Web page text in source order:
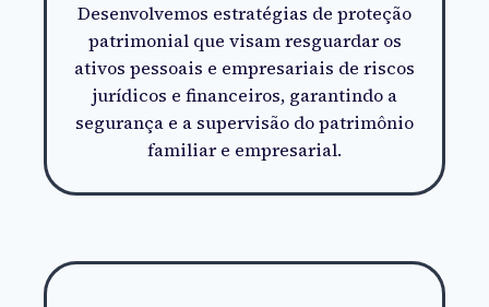
Desenvolvemos estratégias de proteção
patrimonial que visam resguardar os
ativos pessoais e empresariais de riscos
jurídicos e financeiros, garantindo a
segurança e a supervisão do patrimônio
familiar e empresarial.